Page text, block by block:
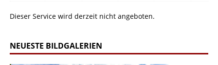
Dieser Service wird derzeit nicht angeboten.
NEUESTE BILDGALERIEN